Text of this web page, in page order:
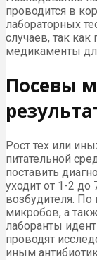
проводится в
лабораторных
случаев, так
медикаменты
Посевы
Рост тех или
питательной
поставить
уходит от 1-2 до
возбудителя.
микробов, а
лаборанты
проводят
иным